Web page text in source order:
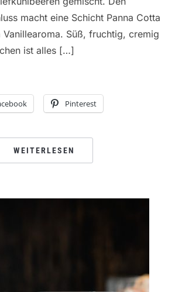
macht eine Schicht Panna Cotta
Süß, fruchtig, cremig
ist alles […]
Pinterest
WEITERLESEN